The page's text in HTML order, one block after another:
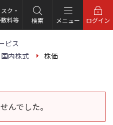
スク・
数料等
検索 メニュー ログイン
ビス
国内株式 株価
んでした。